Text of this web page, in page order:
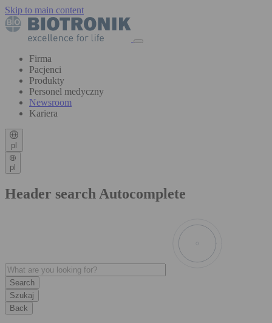
Skip to main content
Firma
Pacjenci
Produkty
Personel medyczny
Newsroom
Kariera
pl
pl
Header search Autocomplete
Szukaj
Back